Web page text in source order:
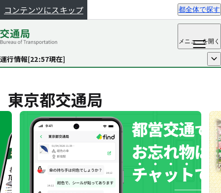
コンテンツにスキップ 都全体で探す
メニューを開く
運行情報[22:57現在] 開く
東京都交通局